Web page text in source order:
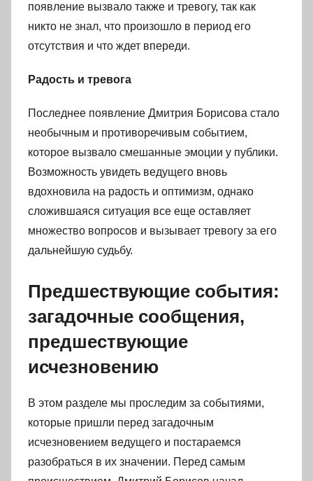
появление вызвало также и тревогу, так как
никто не знал, что произошло в период его
отсутствия и что ждет впереди.
Радость и тревога
Последнее появление Дмитрия Борисова стало
необычным и противоречивым событием,
которое вызвало смешанные эмоции у публики.
Возможность увидеть ведущего вновь
вдохновила на радость и оптимизм, однако
сложившаяся ситуация все еще оставляет
множество вопросов и вызывает тревогу за его
дальнейшую судьбу.
Предшествующие события:
загадочные сообщения,
предшествующие
исчезновению
В этом разделе мы проследим за событиями,
которые пришли перед загадочным
исчезновением ведущего и постараемся
разобраться в их значении. Перед самым